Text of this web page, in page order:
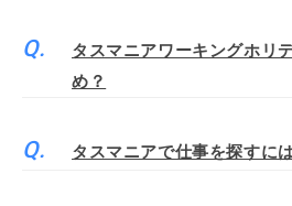
タスマニアワーキングホリ
め？
タスマニアで仕事を探すに